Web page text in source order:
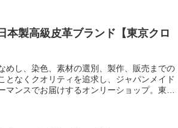
本製高級皮革ブランド【東京クロ
めし、染色、素材の選別、製作、販売までの
なくクオリティを追求し、ジャパンメイド
ンスでお届けするオンリーショップ。東京